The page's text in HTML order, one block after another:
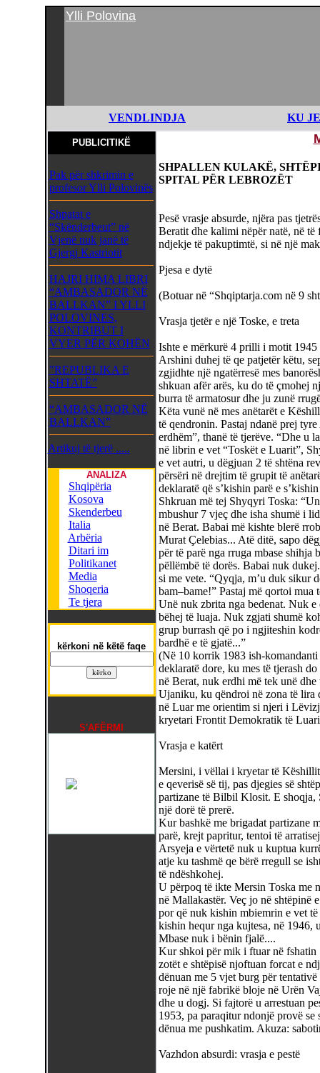
Ylli Polovina
VENDLINDJA KU
PUBLICITIKË
Pak për shkrimin e
profesor Ylli Polovinës
Shpatat e
“Skënderbeut” në
Vjenë nuk janë të
Gjergj Kastriotit
HAJRI HIMA LIBRI
“AMBASADOR NË
BALLKAN” I YLLI
POLOVINES,
KONTRIBUT I
VYER PËR KOHËN
”REPUBLIKA E
SHTATË”
“AMBASADOR NË
BALLKAN”
Artikuj të tjerë .....
ANALIZA
Shqipëria
Kosova
Skenderbeu
Italia
Arbëria
Ditari im
Politikanet
Media
Shoqeria
Te tjera
kërkoni në këtë faqe
S'AFËRMI
SHPALLEN KULAKË,
SPITAL PËR LEBROZËT
Pesë vrasje absurde, njëra pas
Beratit dhe kalimi nëpër natë, në
ndjekje të pakuptimtë, si në një
Pjesa e dytë
(Botuar në “Shqiptarja.com në 9
Vrasja tjetër e një Toske, e treta
Ishte e mërkurë 4 prilli i motit 1945
Arshini duhej të qe patjetër këtu,
zgjidhte një ngatërresë mes
shkuan afër arës, ku do të çmohej
burra të armatosur dhe ju zunë
Këta vunë në mes anëtarët e
të qendronin. Pastaj ndanë prej
erdhëm”, thanë të tjerëve. “Dhe u
në librin e vet “Toskët e Luarit”,
e vet autri, u dëgjuan 2 të shtëna
përsëri në drejtim të grupit të
deklaratë që s’kishin parë e
Shkruan më tej Shyqyri Toska:
mbushur 7 vjeç dhe isha shumë i
në Berat. Babai më kishte blerë
Murat Çelebias... Atë ditë, sapo
për të parë nga rruga mbase
pëllëmbë të dorës. Babai nuk
si me vete. “Qyqja, m’u duk sikur
bam–bame!” Pastaj më qortoi mua
Unë nuk zbrita nga bedenat. Nuk
bëhej të luaja. Nuk zgjati shumë
grup burrash që po i ngjiteshin
bardhë e të gjatë...”
(Në 10 korrik 1983 ish-
deklaratë dore, ku mes të tjerash
në Berat, nuk erdhi më tek unë
Ujaniku, ku qëndroi në zona të lira
në Luar me orientim si njeri i
kryetari Frontit Demokratik të
Vrasja e katërt
Mersini, i vëllai i kryetar të
e qeverisë së tij, pas djegies së
partizane të Bilbil Klosit. E shoqja,
një dorë të prerë.
Kur bashkë me brigadat partizane
parë, krejt papritur, tentoi të
Arsyeja e vërtetë nuk u kuptua
atje ku tashmë qe bërë rregull se
të ndëshkohej.
U përpoq të ikte Mersin Toska me
në Mallakastër. Veç jo në shtëpinë
por që nuk kishin mbiemrin e vet
kishin hequr nga kujtesa, në 1946,
Mbase nuk i bënin fjalë....
Kur shkoi për mik i ftuar në fshatin
zotët e shtëpisë njoftuan forcat e
dënuan me 5 vjet burg për
roje në një fabrikë bloje në Urën
dhe u dogj. Si fajtorë u arrestuan
1953, pa paraqitur ndonjë provë
dënua me pushkatim. Akuza:
Vazhdon absurdi: vrasja e pestë